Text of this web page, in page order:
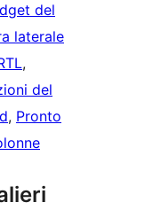
del
laterale
del
, Pronto